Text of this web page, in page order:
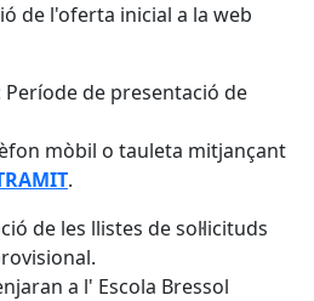
de l'oferta inicial a la web
Període de presentació de
mòbil o tauleta mitjançant
.
de les llistes de sol·licituds
a l' Escola Bressol